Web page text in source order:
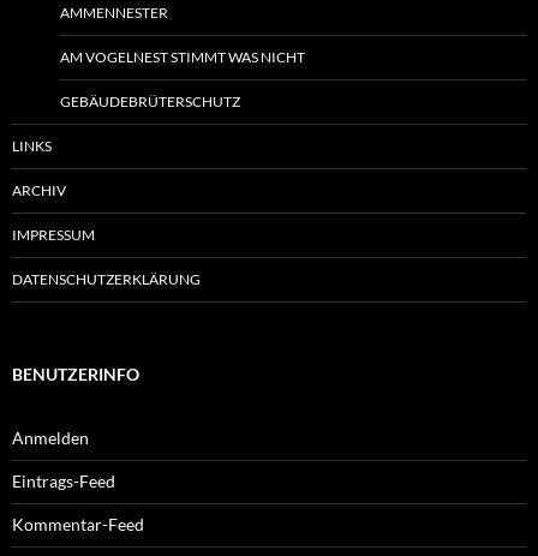
AMMENNESTER
AM VOGELNEST STIMMT WAS NICHT
GEBÄUDEBRÜTERSCHUTZ
LINKS
ARCHIV
IMPRESSUM
DATENSCHUTZERKLÄRUNG
BENUTZERINFO
Anmelden
Eintrags-Feed
Kommentar-Feed